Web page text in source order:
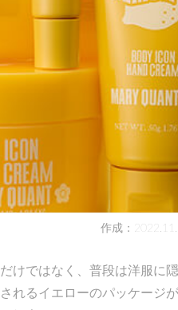
作成：
けではなく、普段は洋服に
れるイエローのパッケージ